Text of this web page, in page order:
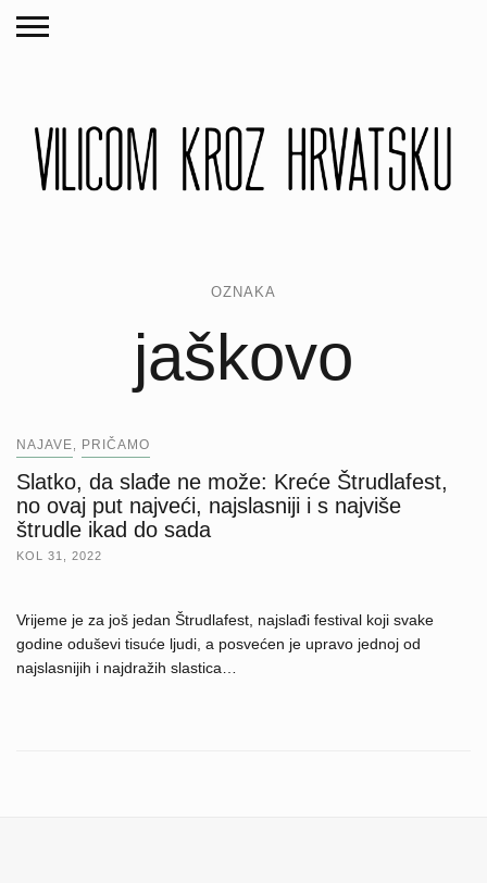
OZNAKA
jaškovo
NAJAVE PRIČAMO
Slatko, da slađe ne može: Kreće Štrudlafest,
no ovaj put najveći, najslasniji i s najviše
štrudle ikad do sada
KOL 31, 2022
Vrijeme je za još jedan Štrudlafest, najslađi festival koji svake
godine oduševi tisuće ljudi, a posvećen je upravo jednoj od
najslasnijih i najdražih slastica…